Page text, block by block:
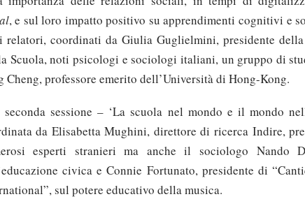
, e sul loro impatto positivo su apprendimenti cognitivi e
relatori, coordinati da Giulia Guglielmini, presidente della
Scuola, noti psicologi e sociologi italiani, un gruppo di
Cheng, professore emerito dell’Università di Hong-Kong.
sessione – ‘La scuola nel mondo e il mondo
da Elisabetta Mughini, direttore di ricerca Indire,
esperti stranieri ma anche il sociologo Nando
civica e Connie Fortunato, presidente di
sul potere educativo della musica.